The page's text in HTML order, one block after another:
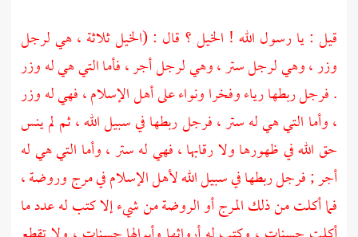
قيل : يا رسول الله ! الخيل ؟ قال : (الخيل ثلاثة ، هي لرجل
وزر ، وهي لرجل ستر ، وهي لرجل أجر ، فأما التي هي له وزر
. فرجل ربطها رياء وفخرا ونواء على أهل الإسلام ، فهي له وزر
، وأما التي هي له ستر ، فرجل ربطها في سبيل الله ، ثم لم ينس
حق الله في ظهورها ولا رقابها ، فهي له ستر ، وأما التي هي له
أجر ; فرجل ربطها في سبيل الله لأهل الإسلام في مرج وروضة ،
فما أكلت من ذلك المرج أو الروضة من شيء إلا كتب له عدد ما